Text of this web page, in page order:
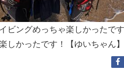
ビングめっちゃ楽しかったで
しかったです！【ゆいちゃん】